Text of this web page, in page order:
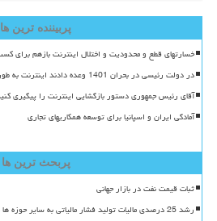
پربیننده ترین ها
خسارتهای قطع و محدودیت و اختلال اینترنت بازهم برای
در دولت رئیسی در بحران 1401 وعده دادند اینترنت به طور موقت قطع می شود اما ماندگار شد
آقای رئیس جمهوری دستور بازگشایی اینترنت را پیگیری
آمادگی ایران و اسپانیا برای توسعه همکاریهای تجاری
پربحث ترین ها
ثبات قیمت نفت در بازار جهانی
رشد 25 درصدی مالیات تولید فشار مالیاتی به سایر حوزه ها منتقل شد